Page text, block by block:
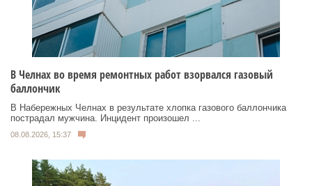
В Челнах во время ремонтных работ взорвался газовый
баллончик
В Набережных Челнах в результате хлопка газового баллончика
пострадал мужчина. Инцидент произошел ...
08.08.2026, 15:37